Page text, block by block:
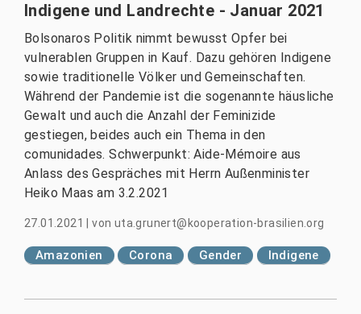
Indigene und Landrechte - Januar 2021
Bolsonaros Politik nimmt bewusst Opfer bei
vulnerablen Gruppen in Kauf. Dazu gehören Indigene
sowie traditionelle Völker und Gemeinschaften.
Während der Pandemie ist die sogenannte häusliche
Gewalt und auch die Anzahl der Feminizide
gestiegen, beides auch ein Thema in den
comunidades. Schwerpunkt: Aide-Mémoire aus
Anlass des Gespräches mit Herrn Außenminister
Heiko Maas am 3.2.2021
27.01.2021 |von uta.grunert@kooperation-brasilien.org
Amazonien Corona Gender Indigene